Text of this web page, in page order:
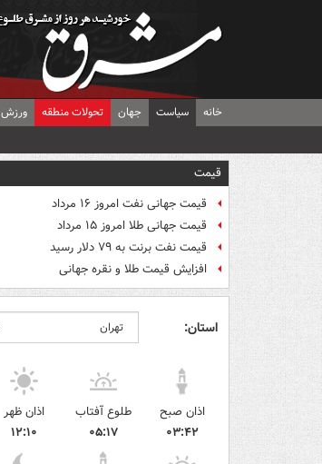
خانه سیاست جهان تحولات منطقه ورزش
قیمت
قیمت جهانی نفت امروز ۱۶ مرداد
قیمت جهانی طلا امروز ۱۵ مرداد
قیمت نفت برنت به ۷۹ دلار رسید
افزایش قیمت طلا و نقره جهانی
استان:
اذان صبح
۰۳:۴۲
طلوع آفتاب
۰۵:۱۷
اذان ظهر
۱۲:۱۰